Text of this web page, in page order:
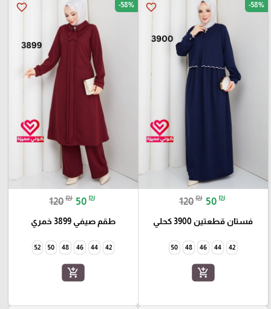
favorite_border -58%
120₪ 50 ₪
فستان قطعتين 3900 كحلي
42
44
46
48
50
add_shopping_cart
favorite_border -58%
120₪ 50 ₪
طقم صيفي 3899 خمري
42
44
46
48
50
52
add_shopping_cart